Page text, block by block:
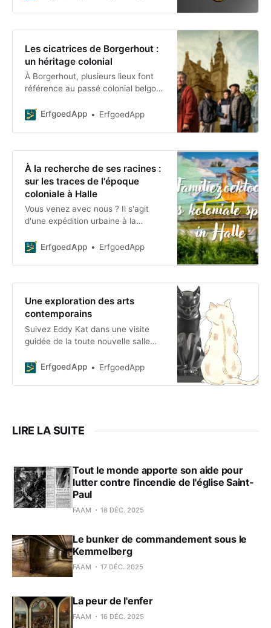
ivoire et
Les cicatrices de Borgerhout :
un héritage colonial
À Borgerhout, plusieurs lieux font
référence au passé colonial belgo-
à l'Afrique du Sud g
ErfgoedApp ErfgoedApp
À la recherche de ses racines :
sur les traces de l'époque
coloniale à Halle
Vous venez avec nous ? Il s'agit
d'une expédition urbaine à la
Halle. Avec cette chasse au trésor
de nouvelles rencontres,
ErfgoedApp ErfgoedApp
Une exploration des arts
contemporains
Suivez Eddy Kat dans une visite
guidée de la toute nouvelle salle
arts décoratifs belges du XXe siècle
tout sur t
ErfgoedApp ErfgoedApp
LIRE LA SUITE
Tout le monde apporte son aide pour
lutter contre l'incendie de l'église Saint-
Paul
FAAM 18 DÉC. 2025
Le bunker de commandement sous le
Kemmelberg
FAAM 17 DÉC. 2025
La peur de l'enfer
FAAM 16 DÉC. 2025